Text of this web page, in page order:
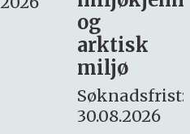
– fast
Søknadsfrist:
16. august.